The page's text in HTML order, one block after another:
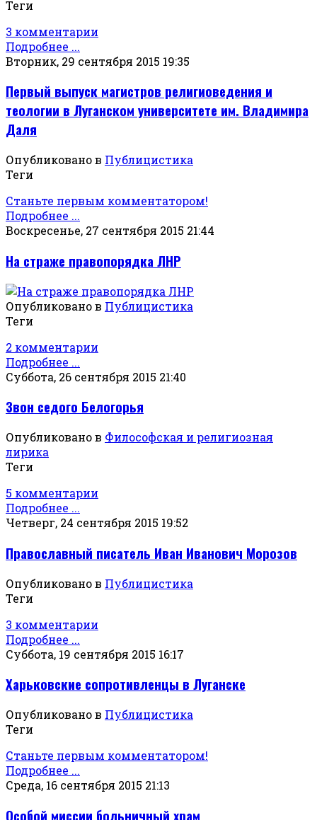
Теги
3 комментарии
Подробнее ...
Вторник, 29 сентября 2015 19:35
Первый выпуск магистров религиоведения и
теологии в Луганском университете им. Владимира
Даля
Опубликовано в Публицистика
Теги
Станьте первым комментатором!
Подробнее ...
Воскресенье, 27 сентября 2015 21:44
На страже правопорядка ЛНР
Опубликовано в Публицистика
Теги
2 комментарии
Подробнее ...
Суббота, 26 сентября 2015 21:40
Звон седого Белогорья
Опубликовано в Философская и религиозная
лирика
Теги
5 комментарии
Подробнее ...
Четверг, 24 сентября 2015 19:52
Православный писатель Иван Иванович Морозов
Опубликовано в Публицистика
Теги
3 комментарии
Подробнее ...
Суббота, 19 сентября 2015 16:17
Харьковские сопротивленцы в Луганске
Опубликовано в Публицистика
Теги
Станьте первым комментатором!
Подробнее ...
Среда, 16 сентября 2015 21:13
Особой миссии больничный храм